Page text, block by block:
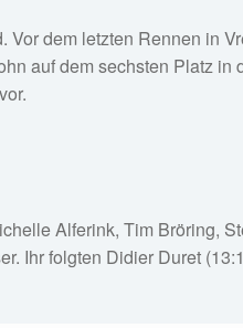
dem letzten Rennen in
auf dem sechsten Platz in
Alferink, Tim Bröring,
Ihr folgten Didier Duret